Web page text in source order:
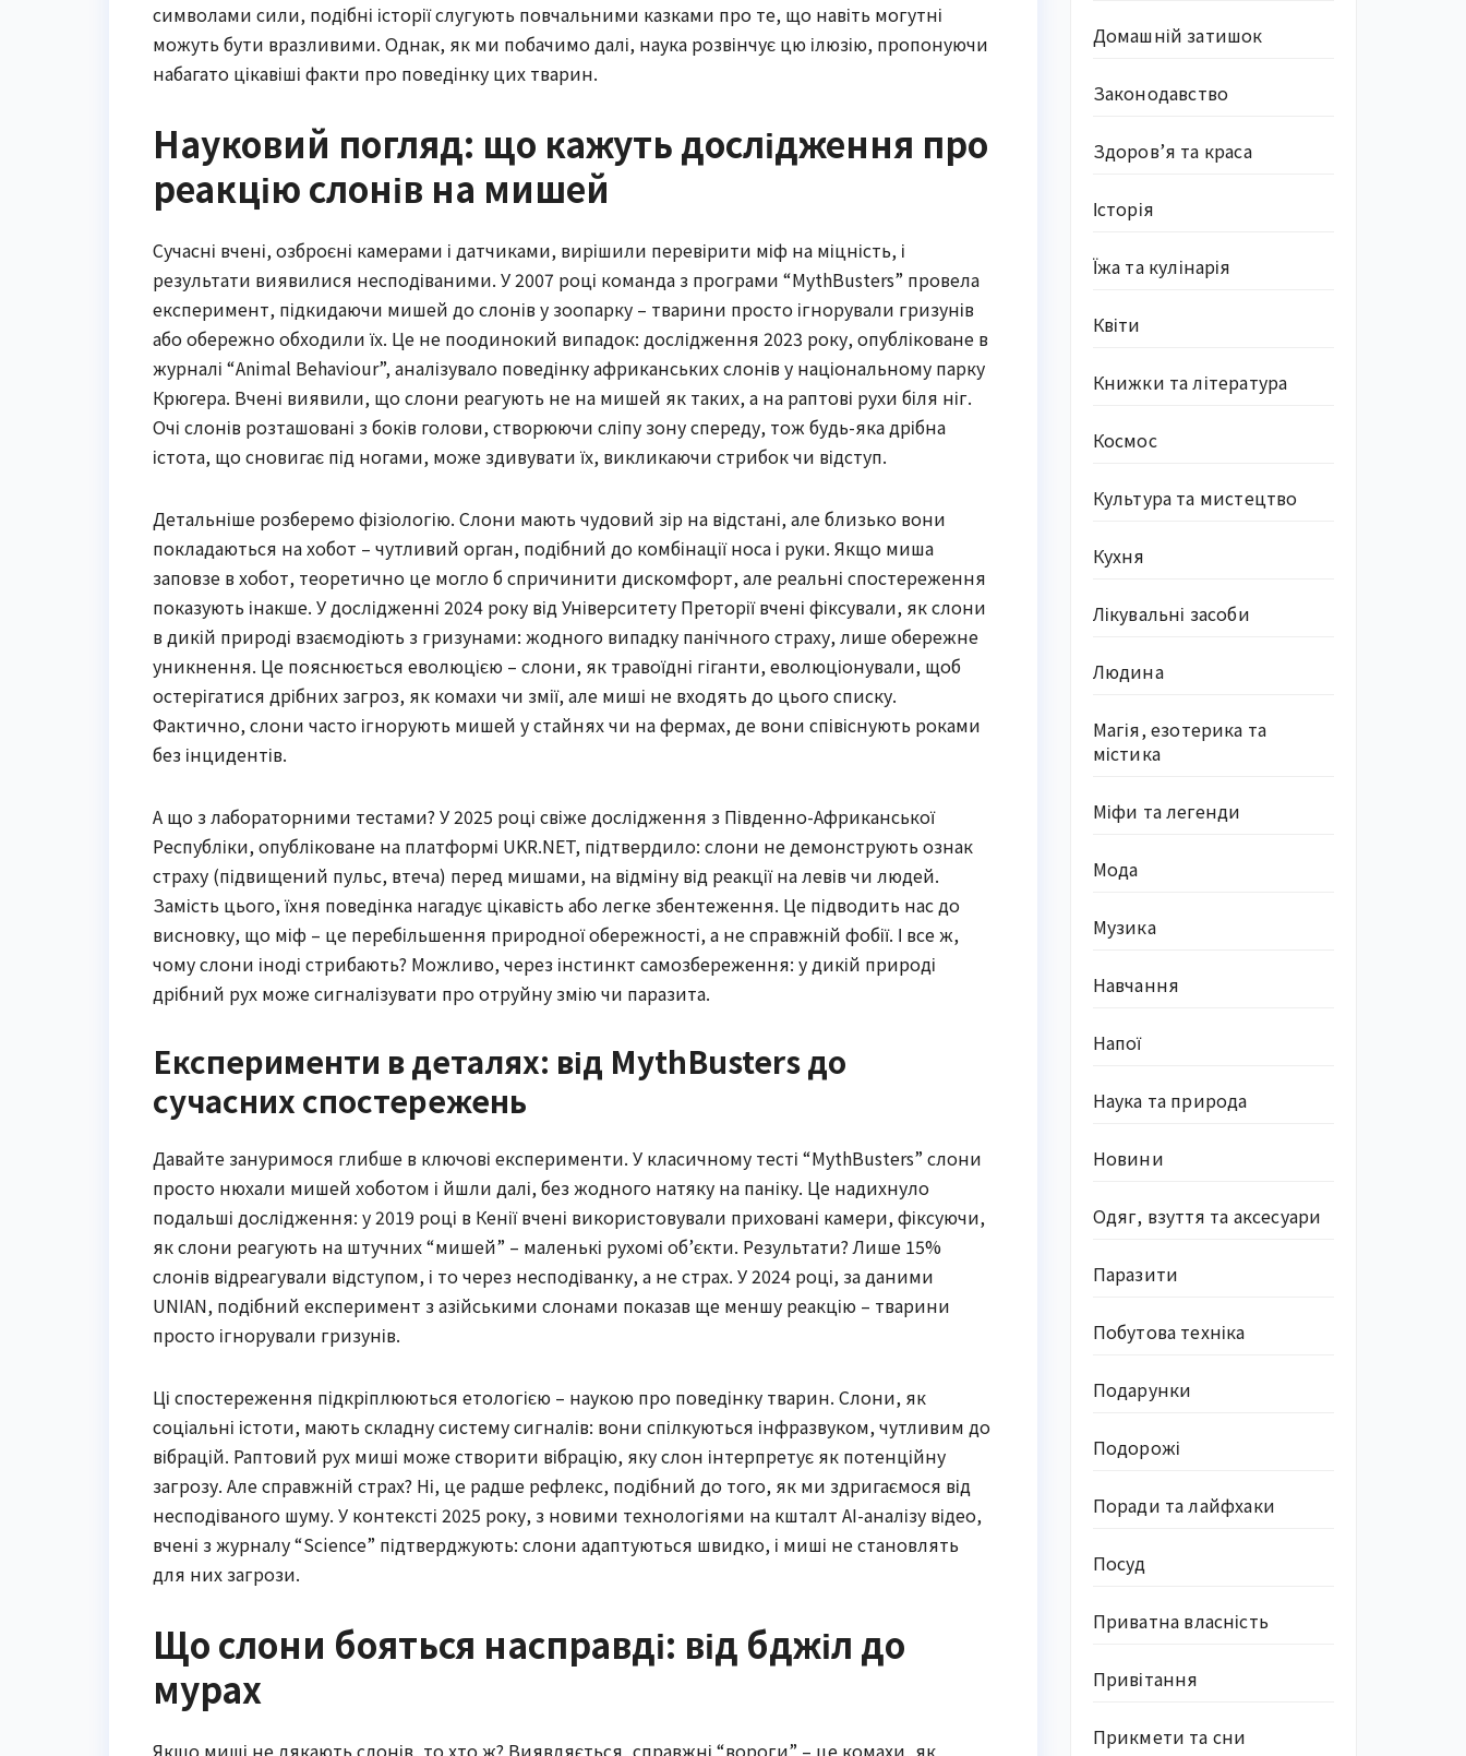
символами сили, подібні історії слугують повчальними казками про те, що навіть могутні
можуть бути вразливими. Однак, як ми побачимо далі, наука розвінчує цю ілюзію, пропонуючи
набагато цікавіші факти про поведінку цих тварин.
Науковий погляд: що кажуть дослідження про
реакцію слонів на мишей
Сучасні вчені, озброєні камерами і датчиками, вирішили перевірити міф на міцність, і
результати виявилися несподіваними. У 2007 році команда з програми “MythBusters” провела
експеримент, підкидаючи мишей до слонів у зоопарку – тварини просто ігнорували гризунів
або обережно обходили їх. Це не поодинокий випадок: дослідження 2023 року, опубліковане в
журналі “Animal Behaviour”, аналізувало поведінку африканських слонів у національному парку
Крюгера. Вчені виявили, що слони реагують не на мишей як таких, а на раптові рухи біля ніг.
Очі слонів розташовані з боків голови, створюючи сліпу зону спереду, тож будь-яка дрібна
істота, що сновигає під ногами, може здивувати їх, викликаючи стрибок чи відступ.
Детальніше розберемо фізіологію. Слони мають чудовий зір на відстані, але близько вони
покладаються на хобот – чутливий орган, подібний до комбінації носа і руки. Якщо миша
заповзе в хобот, теоретично це могло б спричинити дискомфорт, але реальні спостереження
показують інакше. У дослідженні 2024 року від Університету Преторії вчені фіксували, як слони
в дикій природі взаємодіють з гризунами: жодного випадку панічного страху, лише обережне
уникнення. Це пояснюється еволюцією – слони, як травоїдні гіганти, еволюціонували, щоб
остерігатися дрібних загроз, як комахи чи змії, але миші не входять до цього списку.
Фактично, слони часто ігнорують мишей у стайнях чи на фермах, де вони співіснують роками
без інцидентів.
А що з лабораторними тестами? У 2025 році свіже дослідження з Південно-Африканської
Республіки, опубліковане на платформі UKR.NET, підтвердило: слони не демонструють ознак
страху (підвищений пульс, втеча) перед мишами, на відміну від реакції на левів чи людей.
Замість цього, їхня поведінка нагадує цікавість або легке збентеження. Це підводить нас до
висновку, що міф – це перебільшення природної обережності, а не справжній фобії. І все ж,
чому слони іноді стрибають? Можливо, через інстинкт самозбереження: у дикій природі
дрібний рух може сигналізувати про отруйну змію чи паразита.
Експерименти в деталях: від MythBusters до
сучасних спостережень
Давайте зануримося глибше в ключові експерименти. У класичному тесті “MythBusters” слони
просто нюхали мишей хоботом і йшли далі, без жодного натяку на паніку. Це надихнуло
подальші дослідження: у 2019 році в Кенії вчені використовували приховані камери, фіксуючи,
як слони реагують на штучних “мишей” – маленькі рухомі об’єкти. Результати? Лише 15%
слонів відреагували відступом, і то через несподіванку, а не страх. У 2024 році, за даними
UNIAN, подібний експеримент з азійськими слонами показав ще меншу реакцію – тварини
просто ігнорували гризунів.
Ці спостереження підкріплюються етологією – наукою про поведінку тварин. Слони, як
соціальні істоти, мають складну систему сигналів: вони спілкуються інфразвуком, чутливим до
вібрацій. Раптовий рух миші може створити вібрацію, яку слон інтерпретує як потенційну
загрозу. Але справжній страх? Ні, це радше рефлекс, подібний до того, як ми здригаємося від
несподіваного шуму. У контексті 2025 року, з новими технологіями на кшталт AI-аналізу відео,
вчені з журналу “Science” підтверджують: слони адаптуються швидко, і миші не становлять
для них загрози.
Що слони бояться насправді: від бджіл до
мурах
Якщо миші не лякають слонів, то хто ж? Виявляється, справжні “вороги” – це комахи, як
Домашній затишок
Законодавство
Здоров’я та краса
Історія
Їжа та кулінарія
Квіти
Книжки та література
Космос
Культура та мистецтво
Кухня
Лікувальні засоби
Людина
Магія, езотерика та
містика
Міфи та легенди
Мода
Музика
Навчання
Напої
Наука та природа
Новини
Одяг, взуття та аксесуари
Паразити
Побутова техніка
Подарунки
Подорожі
Поради та лайфхаки
Посуд
Приватна власність
Привітання
Прикмети та сни